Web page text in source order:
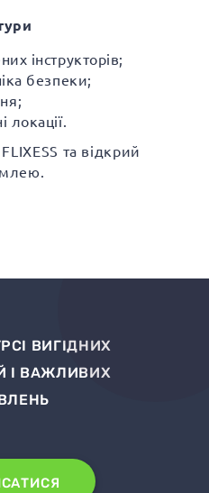
інструкторів;
безпеки;
локації.
та відкрий
ВИГІДНИХ
І ВАЖЛИВИХ